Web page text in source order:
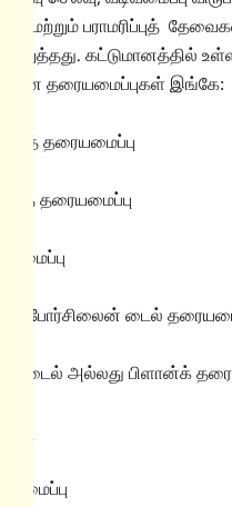
மற்றும் பராமரிப்புத்
கட்டுமானத்தில்
தரையமைப்புகள் இங்கே:
மரத் தரையமைப்பு
தரையமைப்பு
போர்சிலைன் டைல்
டைல் அல்லது பிளான்க்